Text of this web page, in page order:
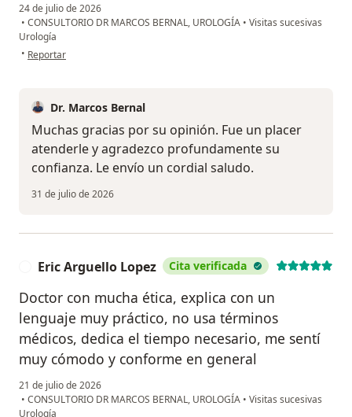
24 de julio de 2026
• CONSULTORIO DR MARCOS BERNAL, UROLOGÍA • Visitas sucesivas
Urología
• en opinión del usuario A.T
Reportar
Dr. Marcos Bernal
Muchas gracias por su opinión. Fue un placer
atenderle y agradezco profundamente su
confianza. Le envío un cordial saludo.
31 de julio de 2026
Eric Arguello Lopez Cita verificada
Doctor con mucha ética, explica con un
lenguaje muy práctico, no usa términos
médicos, dedica el tiempo necesario, me sentí
muy cómodo y conforme en general
21 de julio de 2026
• CONSULTORIO DR MARCOS BERNAL, UROLOGÍA • Visitas sucesivas
Urología